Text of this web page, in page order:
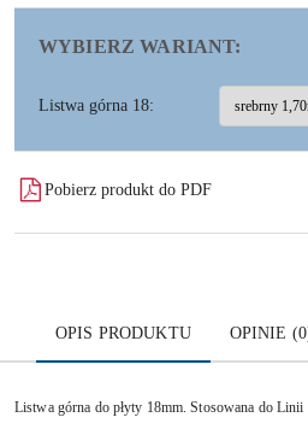
WYBIERZ WARIANT:
Listwa górna 18:
Pobierz produkt do PDF
OPIS PRODUKTU OPINIE
Listwa górna do płyty 18mm. Stosowana do Linii